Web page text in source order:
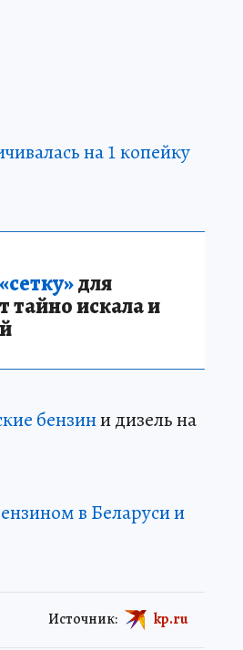
на 1 копейку
для
тайно искала и
бензини дизель на
в Беларуси и
Источник: kp.ru